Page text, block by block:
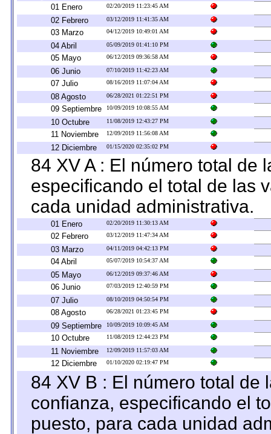
01 Enero 02/20/2019 11:23:45 AM
02 Febrero 03/12/2019 11:41:35 AM
03 Marzo 04/12/2019 10:49:01 AM
04 Abril 05/09/2019 01:41:10 PM
05 Mayo 06/12/2019 09:36:58 AM
06 Junio 07/10/2019 11:42:23 AM
07 Julio 08/16/2019 11:07:04 AM
08 Agosto 06/28/2021 01:22:51 PM
09 Septiembre 10/09/2019 10:08:55 AM
10 Octubre 11/08/2019 12:43:27 PM
11 Noviembre 12/09/2019 11:56:08 AM
12 Diciembre 01/15/2020 02:35:02 PM
84 XV A : El número total de
especificando el total de las
cada unidad administrativa.
01 Enero 02/20/2019 11:30:13 AM
02 Febrero 03/12/2019 11:47:34 AM
03 Marzo 04/11/2019 04:42:13 PM
04 Abril 05/07/2019 10:54:37 AM
05 Mayo 06/12/2019 09:37:46 AM
06 Junio 07/03/2019 12:40:59 PM
07 Julio 08/10/2019 04:50:54 PM
08 Agosto 06/28/2021 01:23:45 PM
09 Septiembre 10/09/2019 10:09:45 AM
10 Octubre 11/08/2019 12:44:23 PM
11 Noviembre 12/09/2019 11:57:03 AM
12 Diciembre 01/10/2020 02:19:47 PM
84 XV B : El número total de
confianza, especificando el
puesto, para cada unidad